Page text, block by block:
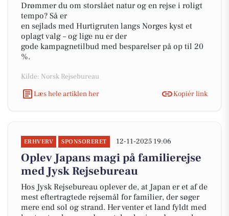
Drømmer du om storslået natur og en rejse i roligt
tempo? Så er
en sejlads med Hurtigruten langs Norges kyst et
oplagt valg – og lige nu er der
gode kampagnetilbud med besparelser på op til 20
%.
Kilde: Norsk Rejsebureau
Læs hele artiklen her
Kopiér link
ERHVERV SPONSORERET 12-11-2025 19:06
Oplev Japans magi på familierejse
med Jysk Rejsebureau
Hos Jysk Rejsebureau oplever de, at Japan er et af de
mest eftertragtede rejsemål for familier, der søger
mere end sol og strand. Her venter et land fyldt med